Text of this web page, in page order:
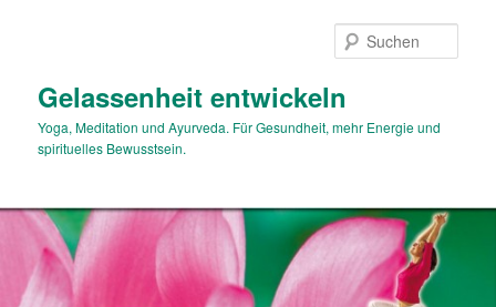
Gelassenheit entwickeln
Yoga, Meditation und Ayurveda. Für Gesundheit, mehr Energie und
spirituelles Bewusstsein.